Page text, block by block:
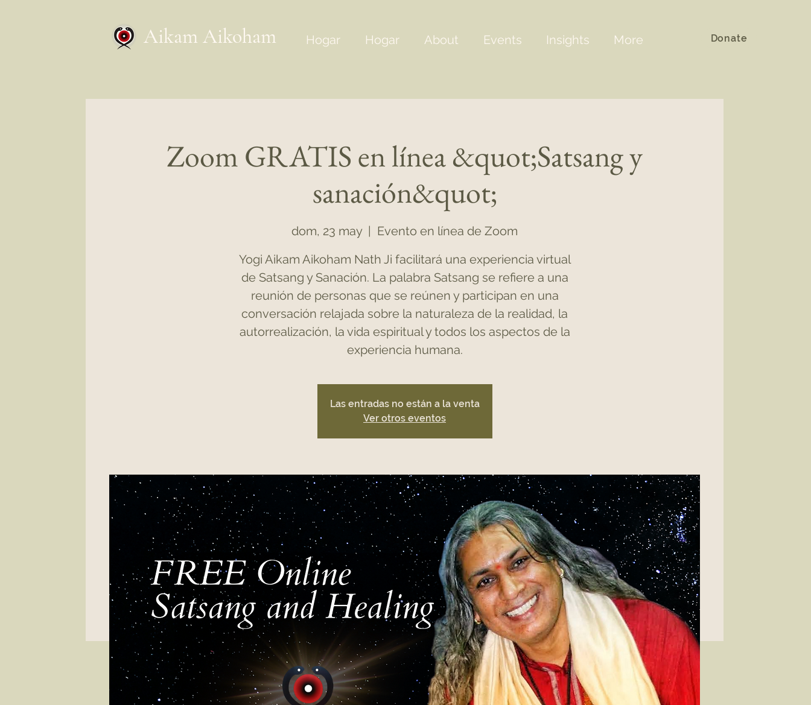
Aikam Aikoham Hogar Hogar About Events Insights More Donate
Zoom GRATIS en línea &quot;Satsang y
sanación&quot;
dom, 23 may
  |
Evento en línea de Zoom
Yogi Aikam Aikoham Nath Ji facilitará una experiencia virtual
de Satsang y Sanación. La palabra Satsang se refiere a una
reunión de personas que se reúnen y participan en una
conversación relajada sobre la naturaleza de la realidad, la
autorrealización, la vida espiritual y todos los aspectos de la
experiencia humana.
Las entradas no están a la venta
Ver otros eventos